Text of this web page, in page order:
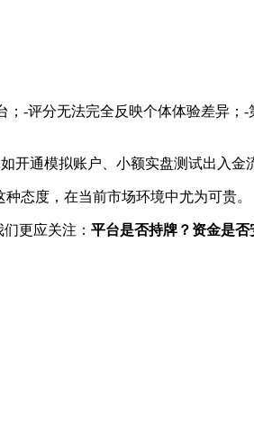
-评分无法完全反映个体体验差异；
通模拟账户、小额实盘测试出入金
态度，在当前市场环境中尤为可贵。
更应关注： 平台是否持牌？资金是否